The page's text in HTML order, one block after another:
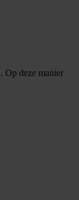
Op deze manier